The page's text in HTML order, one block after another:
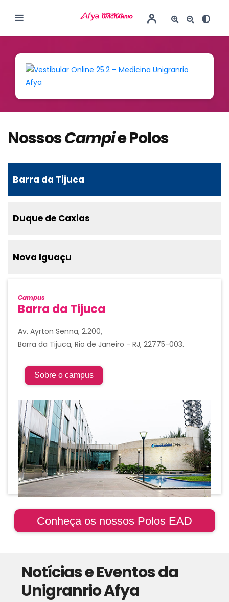
Portal do Aluno
Ambiente Virtual
NossosCampie Polos
Barra da Tijuca
Duque de Caxias
Nova Iguaçu
Campus
Barra da Tijuca
Av. Ayrton Senna, 2.200,
Barra da Tijuca, Rio de Janeiro - RJ, 22775-003.
Sobre o campus
Conheça os nossos Polos EAD
Notícias e Eventos da
Unigranrio Afya